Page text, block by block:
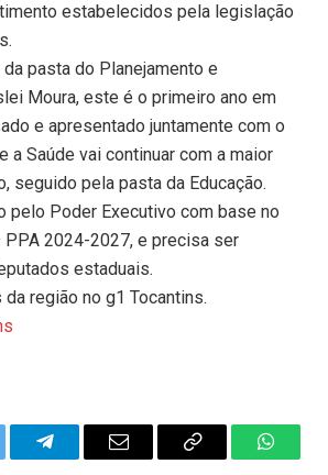
estabelecidos pela legislação
pasta do Planejamento e
Moura, este é o primeiro ano em
e apresentado juntamente com o
a Saúde vai continuar com a maior
seguido pela pasta da Educação.
pelo Poder Executivo com base no
PPA 2024-2027, e precisa ser
estaduais.
região no g1 Tocantins.
TelegramEmail Copy